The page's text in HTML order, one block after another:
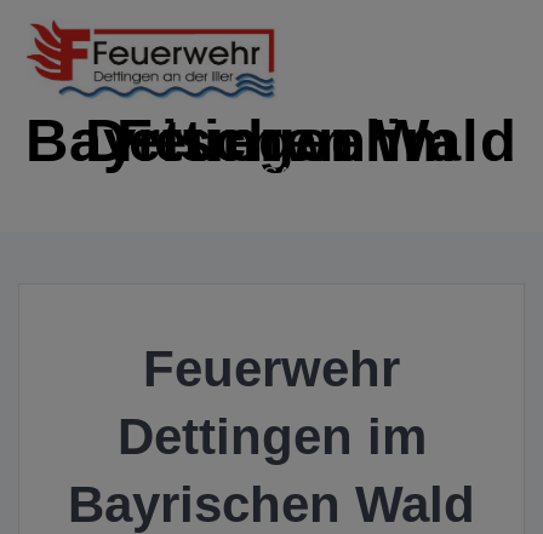
Inhalt
Feuerwehr Dettingen im Bayrischen Wald
IMMER EINSATZBEREIT
Feuerwehr
Dettingen im
Bayrischen Wald